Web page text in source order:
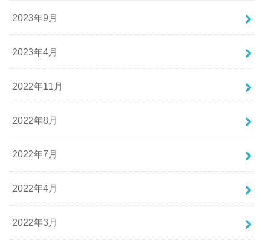
2023年9月
2023年4月
2022年11月
2022年8月
2022年7月
2022年4月
2022年3月